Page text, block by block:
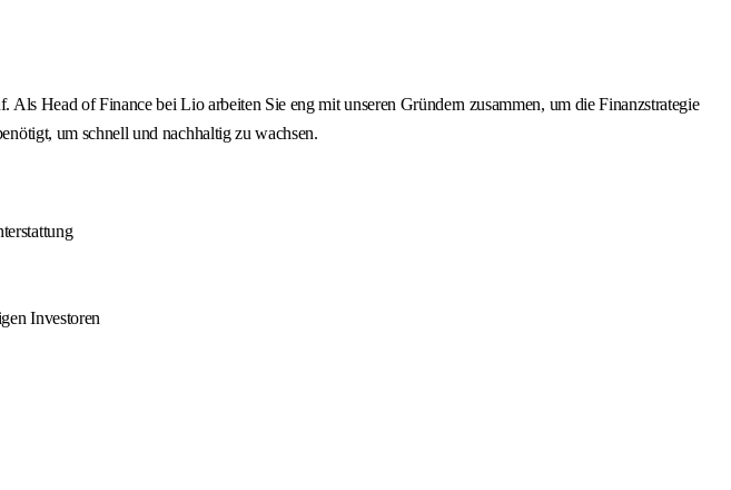
Head of Finance bei Lio arbeiten Sie eng mit unseren Gründern zusammen, um die Finanzstrategie
um schnell und nachhaltig zu wachsen.
Investoren